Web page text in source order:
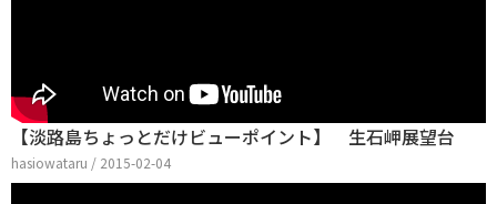
【淡路島ちょっとだけビューポイント】 生石岬展望台
hasiowataru / 2015-02-04